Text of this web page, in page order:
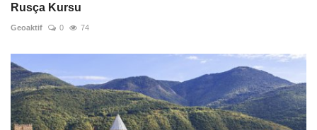
Rusça Kursu
Geoaktif 0 74